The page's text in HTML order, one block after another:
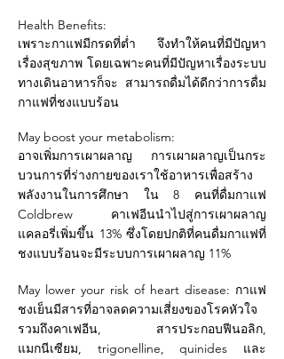
Health Benefits:
เพราะกาแฟมีกรดที่ต่ำ จึงทำให้คนที่มีปัญหา
เรื่องสุขภาพ โดยเฉพาะคนที่มีปัญหาเรื่องระบบ
ทางเดินอาหารก็จะ สามารถดื่มได้ดีกว่าการดื่ม
กาแฟที่ชงแบบร้อน
May boost your metabolism:
อาจเพิ่มการเผาผลาญ การเผาผลาญเป็นกระ
บวนการที่ร่างกายของเราใช้อาหารเพื่อสร้าง
พลังงานในการศึกษา ใน 8 คนที่ดื่มกาแฟ
Coldbrew คาเฟอีนนำไปสู่การเผาผลาญ
แคลอรี่เพิ่มขึ้น 13% ซึ่งโดยปกติที่คนดื่มกาแฟที่
ชงแบบร้อนจะมีระบบการเผาผลาญ 11%
May lower your risk of heart disease: กาแฟ
ชงเย็นมีสารที่อาจลดความเสี่ยงของโรคหัวใจ
รวมถึงคาเฟอีน, สารประกอบฟีนอลิก,
แมกนีเซียม, trigonelline, quinides และ